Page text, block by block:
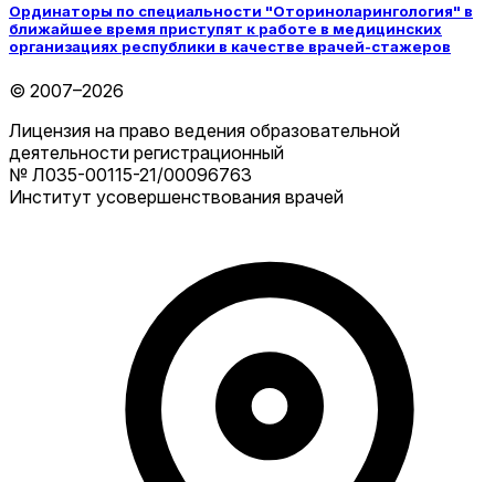
Ординаторы по специальности "Оториноларингология" в
ближайшее время приступят к работе в медицинских
организациях республики в качестве врачей-стажеров
© 2007–2026
Лицензия на право ведения образовательной
деятельности регистрационный
№ Л035-00115-21/00096763
Институт усовершенствования врачей